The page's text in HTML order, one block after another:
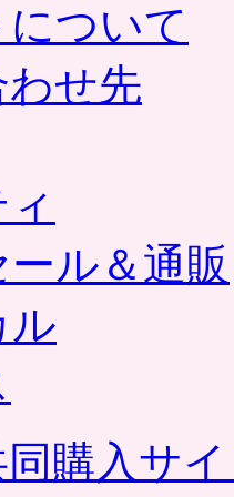
ついて
せ先
ル＆通販
ル
購入サ